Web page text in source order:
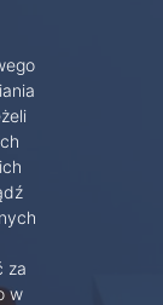
za
w